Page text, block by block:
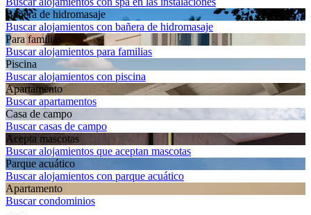
Bañera de hidromasaje
Buscar alojamientos con bañera de hidromasaje
Para familias
Buscar alojamientos para familias
Piscina
Buscar alojamientos con piscina
Apartamento
Buscar apartamentos
Casa de campo
Buscar casas de campo
Acepta mascotas
Buscar alojamientos que aceptan mascotas
Parque acuático
Buscar alojamientos con parque acuático
Apartamento
Buscar condominios